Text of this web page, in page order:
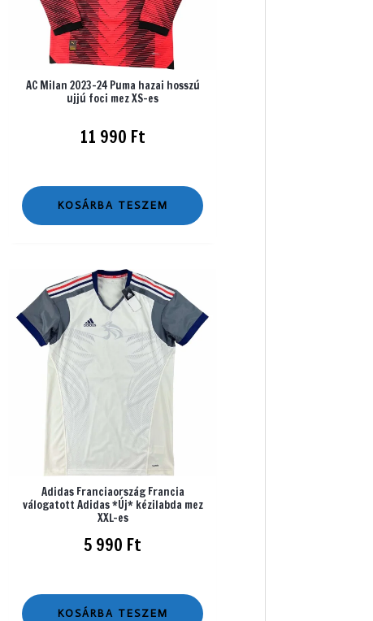
AC Milan 2023-24 Puma hazai hosszú
ujjú foci mez XS-es
11 990 Ft
KOSÁRBA TESZEM
Adidas Franciaország Francia
válogatott Adidas *Új* kézilabda mez
XXL-es
5 990 Ft
KOSÁRBA TESZEM